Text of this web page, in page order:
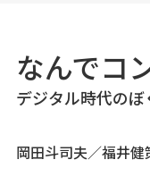
なんでコ
デジタル時代の
岡田斗司夫／福井健